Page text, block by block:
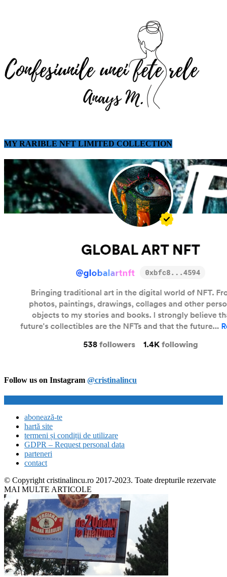
MY RARIBLE NFT LIMITED COLLECTION
Follow us on Instagram @cristinalincu
abonează-te
hartă site
termeni și condiții de utilizare
GDPR – Request personal data
parteneri
contact
© Copyright cristinalincu.ro 2017-2023. Toate drepturile rezervate
MAI MULTE ARTICOLE